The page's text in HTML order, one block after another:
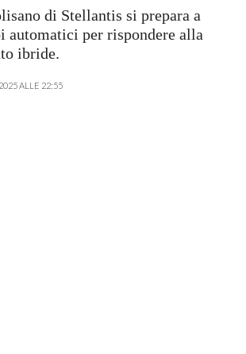
di Stellantis si prepara a
automatici per rispondere alla
ibride.
ALLE 22:55